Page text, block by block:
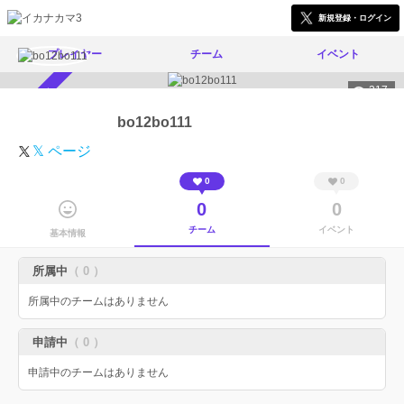
新規登録・ログイン
プレイヤー チーム イベント
317
bo12bo111
𝕏 ページ
基本情報
0
0
チーム
0
0
イベント
所属中 （ 0 ）
所属中のチームはありません
申請中 （ 0 ）
申請中のチームはありません